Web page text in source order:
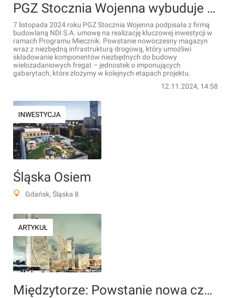
PGZ Stocznia Wojenna wybuduje nowoczesne zaplecze magazynowe na potrzeby programu Miecznik
7 listopada 2024 roku PGZ Stocznia Wojenna podpisała z firmą
budowlaną NDI S.A. umowę na realizację kluczowej inwestycji w
ramach Programu Miecznik. Powstanie nowoczesny magazyn
wraz z niezbędną infrastrukturą drogową, który umożliwi
składowanie komponentów niezbędnych do budowy
wielozadaniowych fregat – jednostek o imponujących
gabarytach, które złożymy w kolejnych etapach projektu.
12.11.2024, 14:58
INWESTYCJA
Śląska Osiem
Gdańsk, Śląska 8
ARTYKUŁ
Międzytorze: Powstanie nowa część Śródmieścia Gdyni [WIZUALIZACJE+FILMY]